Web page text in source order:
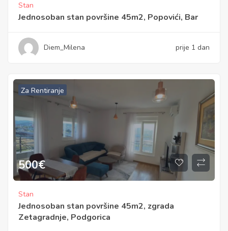
Stan
Jednosoban stan površine 45m2, Popovići, Bar
Diem_Milena prije 1 dan
Za Rentiranje
500€
Stan
Jednosoban stan površine 45m2, zgrada
Zetagradnje, Podgorica